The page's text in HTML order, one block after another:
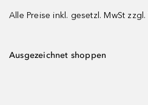
Alle Preise inkl. gesetzl. MwSt zzgl.
Ausgezeichnet shoppen